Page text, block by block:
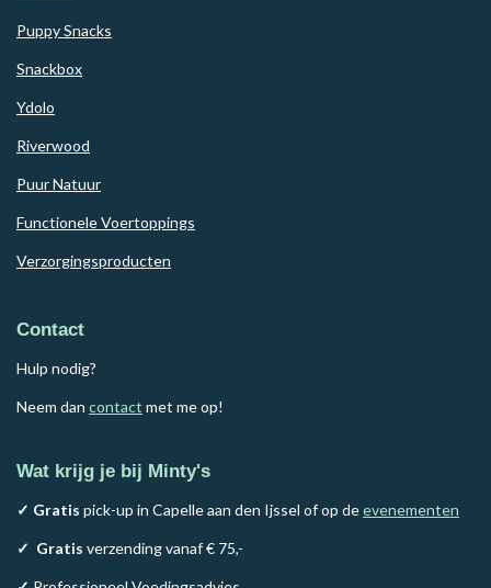
Puppy Snacks
Snackbox
Ydolo
Riverwood
Puur Natuur
Functionele Voertoppings
Verzorgingsproducten
Contact
Hulp nodig?
Neem dan contact met me op!
Wat krijg je bij Minty's
✓ Gratis pick-up in Capelle aan den Ijssel of op deevenementen
✓ Gratis verzending vanaf € 75,-